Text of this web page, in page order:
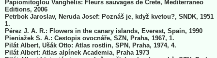
Papiomitoglou Vanghélis: Fleurs sauvages de Crete, Mediterraneo
Editions, 2006
Petrbok Jaroslav, Neruda Josef: Poznáš je, když kvetou?, SNDK, 1951
1.
Pérez J. A. R.: Flowers in the canary islands, Everest, Spain, 1990
Pieniažek S. A.: Cestopis ovocnáře, SZN, Praha, 1967, 1.
Pilát Albert, Ušák Otto: Atlas rostlin, SPN, Praha, 1974, 4.
Pilát Albert: Atlas alpínek Academia, Praha 1973